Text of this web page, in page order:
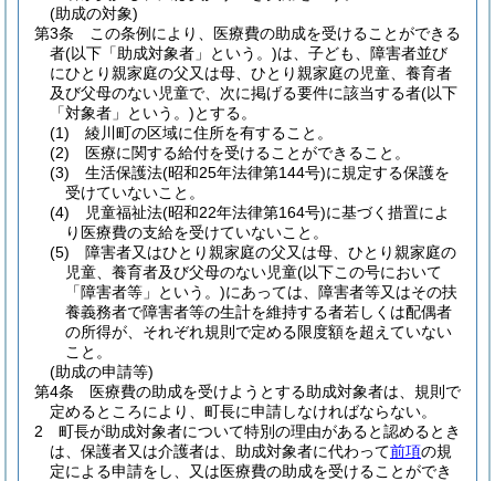
(助成の対象)
第3条
この条例により、医療費の助成を受けることができる
者(以下「助成対象者」という。)は、子ども、障害者並び
にひとり親家庭の父又は母、ひとり親家庭の児童、養育者
及び父母のない児童で、次に掲げる要件に該当する者(以下
「対象者」という。)とする。
(1)
綾川町の区域に住所を有すること。
(2)
医療に関する給付を受けることができること。
(3)
生活保護法(昭和25年法律第144号)に規定する保護を
受けていないこと。
(4)
児童福祉法(昭和22年法律第164号)に基づく措置によ
り医療費の支給を受けていないこと。
(5)
障害者又はひとり親家庭の父又は母、ひとり親家庭の
児童、養育者及び父母のない児童(以下この号において
「障害者等」という。)にあっては、障害者等又はその扶
養義務者で障害者等の生計を維持する者若しくは配偶者
の所得が、それぞれ規則で定める限度額を超えていない
こと。
(助成の申請等)
第4条
医療費の助成を受けようとする助成対象者は、規則で
定めるところにより、町長に申請しなければならない。
2
町長が助成対象者について特別の理由があると認めるとき
は、保護者又は介護者は、助成対象者に代わって前項の規
定による申請をし、又は医療費の助成を受けることができ